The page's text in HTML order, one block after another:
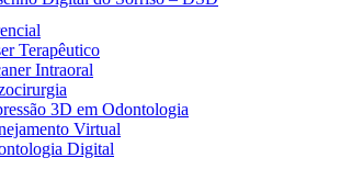
Terapêutico
Intraoral
3D em Odontologia
Virtual
Digital